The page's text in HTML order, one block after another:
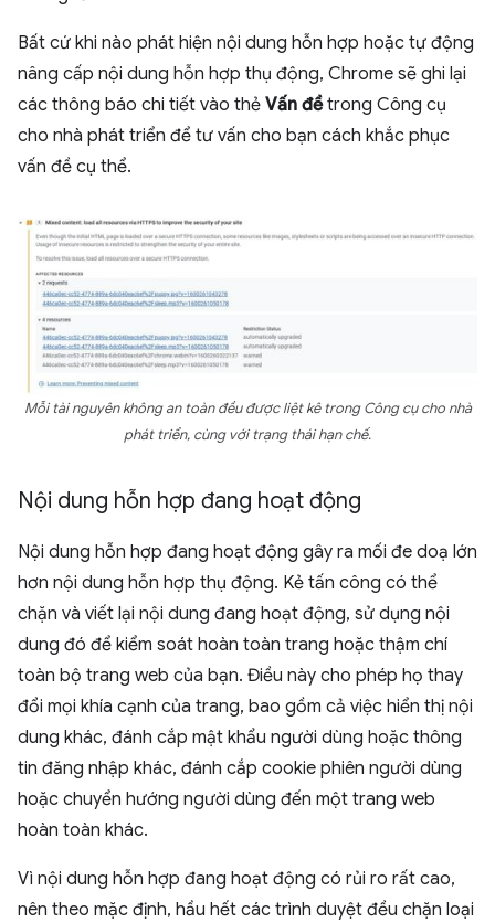
Bất cứ khi nào phát hiện nội dung hỗn hợp hoặc tự động
nâng cấp nội dung hỗn hợp thụ động, Chrome sẽ ghi lại
các thông báo chi tiết vào thẻ Vấn đềtrong Công cụ
cho nhà phát triển để tư vấn cho bạn cách khắc phục
vấn đề cụ thể.
Mỗi tài nguyên không an toàn đều được liệt kê trong Công cụ cho nhà
phát triển, cùng với trạng thái hạn chế.
Nội dung hỗn hợp đang hoạt động
Nội dung hỗn hợp đang hoạt động gây ra mối đe doạ lớn
hơn nội dung hỗn hợp thụ động. Kẻ tấn công có thể
chặn và viết lại nội dung đang hoạt động, sử dụng nội
dung đó để kiểm soát hoàn toàn trang hoặc thậm chí
toàn bộ trang web của bạn. Điều này cho phép họ thay
đổi mọi khía cạnh của trang, bao gồm cả việc hiển thị nội
dung khác, đánh cắp mật khẩu người dùng hoặc thông
tin đăng nhập khác, đánh cắp cookie phiên người dùng
hoặc chuyển hướng người dùng đến một trang web
hoàn toàn khác.
Vì nội dung hỗn hợp đang hoạt động có rủi ro rất cao,
nên theo mặc định, hầu hết các trình duyệt đều chặn loại